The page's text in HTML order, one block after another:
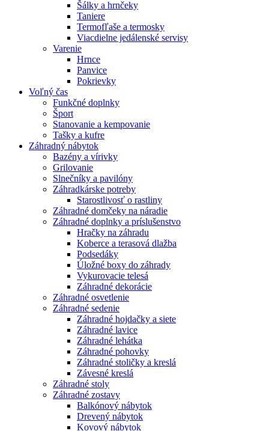
Šálky a hrnčeky
Taniere
Termofľaše a termosky
Viacdielne jedálenské servisy
Varenie
Hrnce
Panvice
Pokrievky
Voľný čas
Funkčné doplnky
Šport
Stanovanie a kempovanie
Tašky a kufre
Záhradný nábytok
Bazény a vírivky
Grilovanie
Slnečníky a pavilóny
Záhradkárske potreby
Starostlivosť o rastliny
Záhradné domčeky na náradie
Záhradné doplnky a príslušenstvo
Hračky na záhradu
Koberce a terasová dlažba
Podsedáky
Úložné boxy do záhrady
Vykurovacie telesá
Záhradné dekorácie
Záhradné osvetlenie
Záhradné sedenie
Záhradné hojdačky a siete
Záhradné lavice
Záhradné lehátka
Záhradné pohovky
Záhradné stoličky a kreslá
Závesné kreslá
Záhradné stoly
Záhradné zostavy
Balkónový nábytok
Drevený nábytok
Kovový nábytok